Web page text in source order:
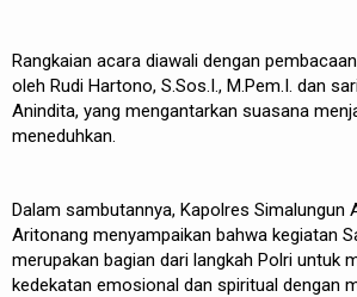
Rangkaian acara diawali dengan
oleh Rudi Hartono, S.Sos.I., M.Pem.I. dan
Anindita, yang mengantarkan suasana
meneduhkan.
Dalam sambutannya, Kapolres Simalungun
Aritonang menyampaikan bahwa kegiatan
merupakan bagian dari langkah Polri untuk
kedekatan emosional dan spiritual dengan